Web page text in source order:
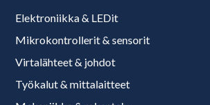
Elektroniikka & LEDit
Mikrokontrollerit & sensorit
Virtalähteet & johdot
Työkalut & mittalaitteet